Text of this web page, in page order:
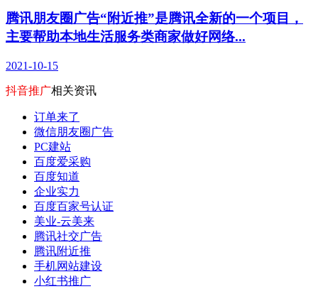
腾讯朋友圈广告“附近推”是腾讯全新的一个项目，
主要帮助本地生活服务类商家做好网络...
2021-10-15
抖音推广相关资讯
订单来了
微信朋友圈广告
PC建站
百度爱采购
百度知道
企业实力
百度百家号认证
美业-云美来
腾讯社交广告
腾讯附近推
手机网站建设
小红书推广